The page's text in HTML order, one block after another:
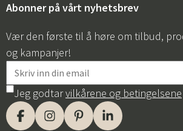
Abonner på vårt nyhetsbrev
Vær den første til å høre om tilbud,
og kampanjer!
Jeg godtarvilkårene og betingelsene